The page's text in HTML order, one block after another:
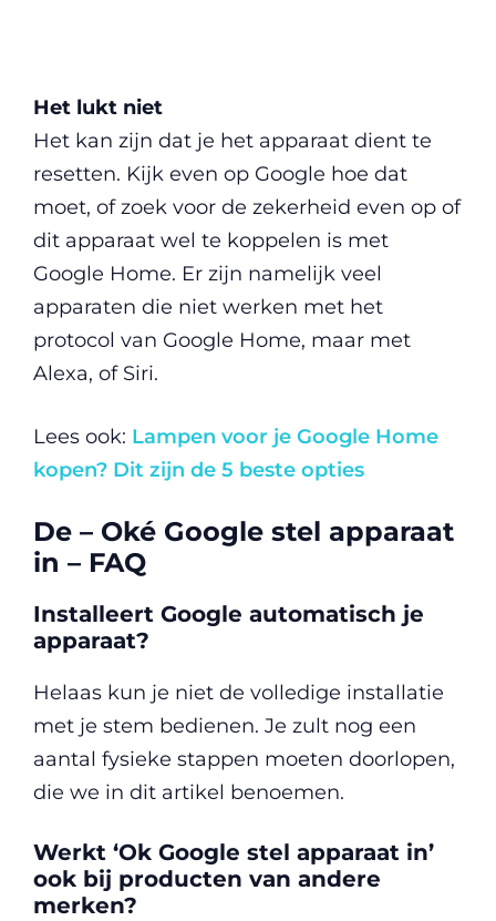
Het lukt niet
Het kan zijn dat je het apparaat dient te
resetten. Kijk even op Google hoe dat
moet, of zoek voor de zekerheid even op of
dit apparaat wel te koppelen is met
Google Home. Er zijn namelijk veel
apparaten die niet werken met het
protocol van Google Home, maar met
Alexa, of Siri.
Lees ook: Lampen voor je Google Home
kopen? Dit zijn de 5 beste opties
De – Oké Google stel apparaat
in – FAQ
Installeert Google automatisch je
apparaat?
Helaas kun je niet de volledige installatie
met je stem bedienen. Je zult nog een
aantal fysieke stappen moeten doorlopen,
die we in dit artikel benoemen.
Werkt ‘Ok Google stel apparaat in’
ook bij producten van andere
merken?